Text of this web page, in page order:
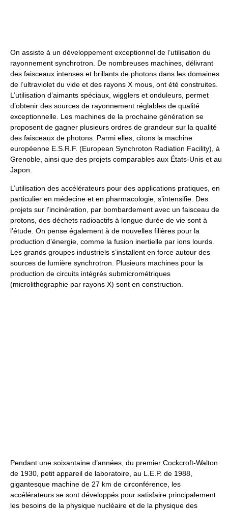
On assiste à un développement exceptionnel de l’utilisation du
rayonnement synchrotron. De nombreuses machines, délivrant
des faisceaux intenses et brillants de photons dans les domaines
de l’ultraviolet du vide et des rayons X mous, ont été construites.
L’utilisation d’aimants spéciaux, wigglers et onduleurs, permet
d’obtenir des sources de rayonnement réglables de qualité
exceptionnelle. Les machines de la prochaine génération se
proposent de gagner plusieurs ordres de grandeur sur la qualité
des faisceaux de photons. Parmi elles, citons la machine
européenne E.S.R.F. (European Synchroton Radiation Facility), à
Grenoble, ainsi que des projets comparables aux États-Unis et au
Japon.
L’utilisation des accélérateurs pour des applications pratiques, en
particulier en médecine et en pharmacologie, s’intensifie. Des
projets sur l’incinération, par bombardement avec un faisceau de
protons, des déchets radioactifs à longue durée de vie sont à
l’étude. On pense également à de nouvelles filières pour la
production d’énergie, comme la fusion inertielle par ions lourds.
Les grands groupes industriels s’installent en force autour des
sources de lumière synchrotron. Plusieurs machines pour la
production de circuits intégrés submicrométriques
(microlithographie par rayons X) sont en construction.
Pendant une soixantaine d’années, du premier Cockcroft-Walton
de 1930, petit appareil de laboratoire, au L.E.P. de 1988,
gigantesque machine de 27 km de circonférence, les
accélérateurs se sont développés pour satisfaire principalement
les besoins de la physique nucléaire et de la physique des